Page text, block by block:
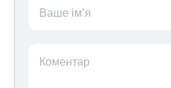
Ваше ім’я
Коментар